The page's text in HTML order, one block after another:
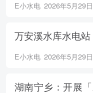
E小水电 2026年5月29日
万安溪水库水电站
E小水电 2026年5月29日
湖南宁乡：开展